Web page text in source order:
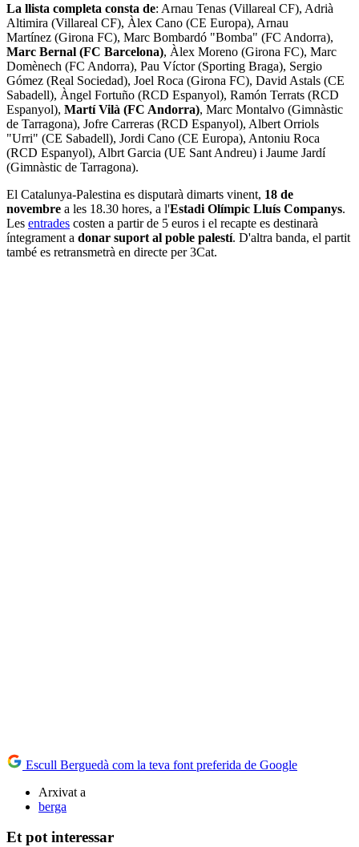
La llista completa consta de: Arnau Tenas (Villareal CF), Adrià
Altimira (Villareal CF), Àlex Cano (CE Europa), Arnau
Martínez (Girona FC), Marc Bombardó "Bomba" (FC Andorra),
Marc Bernal (FC Barcelona), Àlex Moreno (Girona FC), Marc
Domènech (FC Andorra), Pau Víctor (Sporting Braga), Sergio
Gómez (Real Sociedad), Joel Roca (Girona FC), David Astals (CE
Sabadell), Àngel Fortuño (RCD Espanyol), Ramón Terrats (RCD
Espanyol), Martí Vilà (FC Andorra), Marc Montalvo (Gimnàstic
de Tarragona), Jofre Carreras (RCD Espanyol), Albert Orriols
"Urri" (CE Sabadell), Jordi Cano (CE Europa), Antoniu Roca
(RCD Espanyol), Albrt Garcia (UE Sant Andreu) i Jaume Jardí
(Gimnàstic de Tarragona).
El Catalunya-Palestina es disputarà dimarts vinent, 18 de
novembre a les 18.30 hores, a l'Estadi Olímpic Lluís Companys.
Les entrades costen a partir de 5 euros i el recapte es destinarà
íntegrament a donar suport al poble palestí. D'altra banda, el partit
també es retransmetrà en directe per 3Cat.
Escull Berguedà com la teva font preferida de Google
Arxivat a
berga
Et pot interessar